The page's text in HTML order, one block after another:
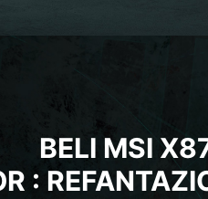
BELI MSI
: